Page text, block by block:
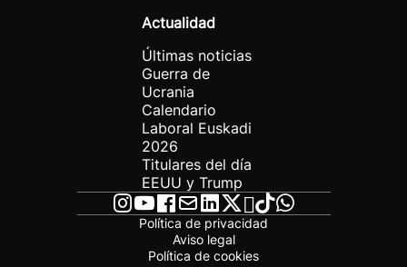
Actualidad
Últimas noticias
Guerra de
Ucrania
Calendario
Laboral Euskadi
2026
Titulares del día
EEUU y Trump
Política de privacidad
Aviso legal
Política de cookies